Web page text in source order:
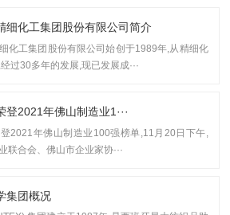
细化工集团股份有限公司简介
化工集团股份有限公司始创于1989年,从精细化
过30多年的发展,现已发展成···
登2021年佛山制造业1···
2021年佛山制造业100强榜单,11月20日下午,
联合会、佛山市企业家协···
集团概况